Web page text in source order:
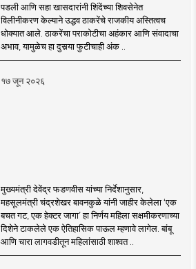
पडली आणि सहा खासदारांनी शिंदेंच्या शिवसेनेत
विलीनीकरण केल्याने उद्धव ठाकरेंचे राजकीय अस्तित्वच
धोक्यात आले. ठाकरेंचा पराकोटीचा अहंकार आणि संवादाचा
अभाव, यामुळेच हा दुसर्‍या फुटीचाही अंक ..
१७ जून २०२६
मुख्यमंत्री देवेंद्र फडणवीस यांच्या निर्देशानुसार,
महसूलमंत्री चंद्रशेखर बावनकुळे यांनी जाहीर केलेला ‘एक
बचत गट, एक हेक्टर जागा’ हा निर्णय महिला सक्षमीकरणाच्या
दिशेने टाकलेले एक ऐतिहासिक पाऊल म्हणावे लागेल. बांबू
आणि चारा लागवडीतून महिलांसाठी शाश्वत ..